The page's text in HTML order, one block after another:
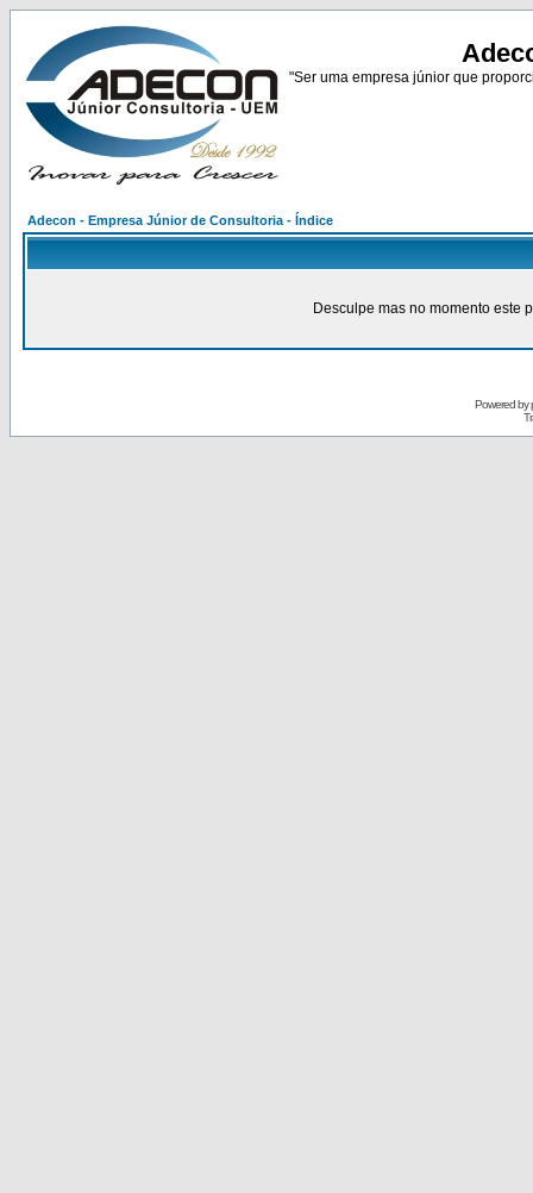
"Ser uma empresa júnior que
Adecon - Empresa Júnior de Consultoria - Índice
Desculpe mas no momento este
Powered by